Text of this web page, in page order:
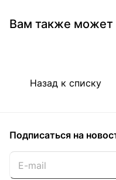
Вам также может
Назад к списку
Подписаться на